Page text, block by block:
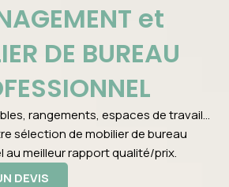
et
DE BUREAU
rangements, espaces de travail…
sélection de mobilier de bureau
au meilleur rapport qualité/prix.
DEVIS